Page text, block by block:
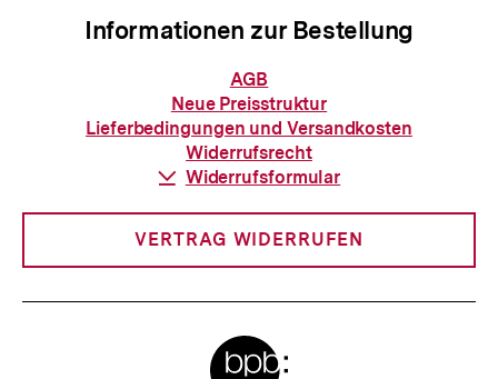
Informationen zur Bestellung
Informationen
zur
Bestellung
AGB
Neue Preisstruktur
Lieferbedingungen und Versandkosten
Widerrufsrecht
Download-
Widerrufsformular
VERTRAG WIDERRUFEN